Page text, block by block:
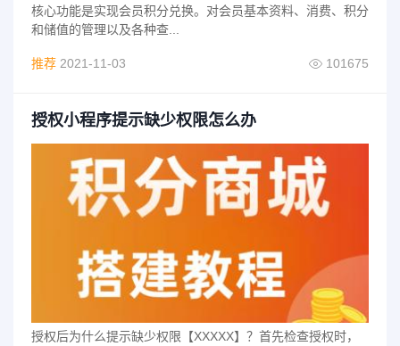
核心功能是实现会员积分兑换。对会员基本资料、消费、积分
和储值的管理以及各种查...
推荐 2021-11-03 101675
授权小程序提示缺少权限怎么办
授权后为什么提示缺少权限【XXXXX】？首先检查授权时，